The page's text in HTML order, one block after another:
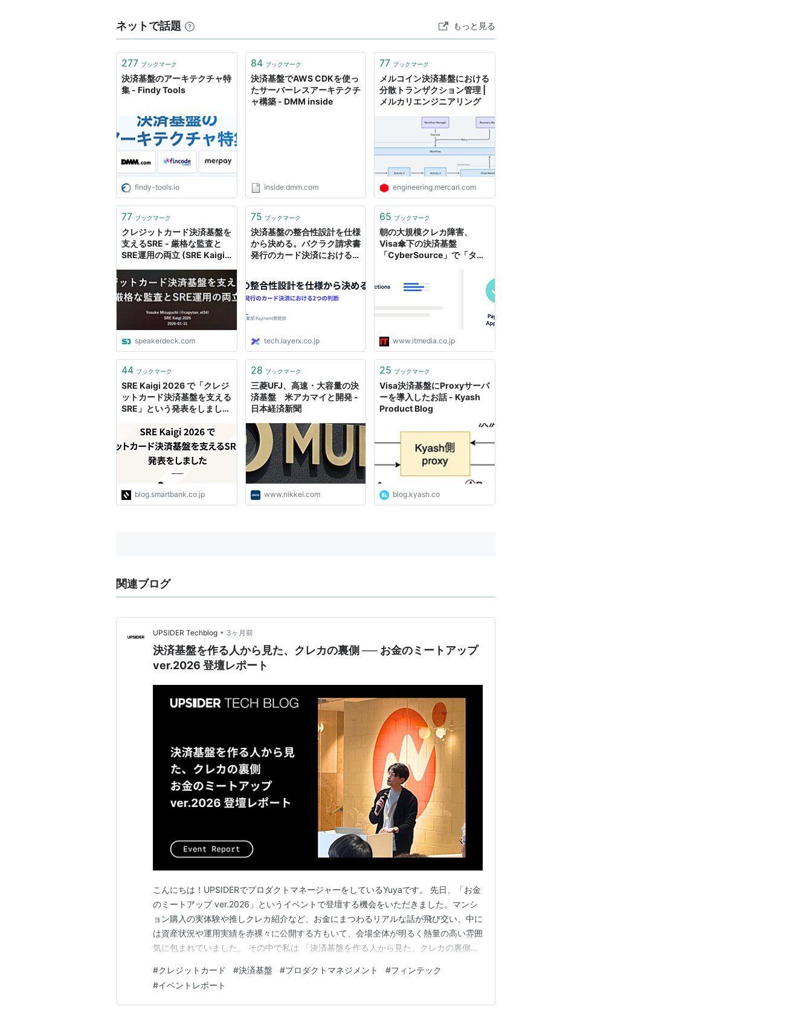
ネットで話題 もっと見る
277 ブックマーク
決済基盤のアーキテクチャ特
集 - Findy Tools
findy-tools.io
84 ブックマーク
決済基盤でAWS CDKを使っ
たサーバーレスアーキテクチ
ャ構築 - DMM inside
inside.dmm.com
77 ブックマーク
メルコイン決済基盤における
分散トランザクション管理 |
メルカリエンジニアリング
engineering.mercari.com
77 ブックマーク
クレジットカード決済基盤を
支えるSRE - 厳格な監査と
SRE運用の両立 (SRE Kaigi
speakerdeck.com
75 ブックマーク
決済基盤の整合性設計を仕様
から決める。バクラク請求書
発行のカード決済における2
tech.layerx.co.jp
65 ブックマーク
朝の大規模クレカ障害、
Visa傘下の決済基盤
「CyberSource」で「タイ
www.itmedia.co.jp
44 ブックマーク
SRE Kaigi 2026 で「クレジ
ットカード決済基盤を支える
SRE」という発表をしました
blog.smartbank.co.jp
28 ブックマーク
三菱UFJ、高速・大容量の決
済基盤 米アカマイと開発 -
日本経済新聞
www.nikkei.com
25 ブックマーク
Visa決済基盤にProxyサーバ
ーを導入したお話 - Kyash
Product Blog
blog.kyash.co
関連ブログ
UPSIDER Techblog • 3ヶ月前
決済基盤を作る人から見た、クレカの裏側 ── お金のミートアップ
ver.2026 登壇レポート
こんにちは！UPSIDERでプロダクトマネージャーをしているYuyaです。 先日、「お金
のミートアップ ver.2026」というイベントで登壇する機会をいただきました。マンシ
ョン購入の実体験や推しクレカ紹介など、お金にまつわるリアルな話が飛び交い、中に
は資産状況や運用実績を赤裸々に公開する方もいて、会場全体が明るく熱量の高い雰囲
気に包まれていました。 その中で私は 「決済基盤を作る人から見た、クレカの裏側」
リアルタイム明細を題材に、カード決済の仕組みとその舞台裏についてご紹介した内容
を、本レポートでもお伝…
#クレジットカード #決済基盤 #プロダクトマネジメント #フィンテック
#イベントレポート